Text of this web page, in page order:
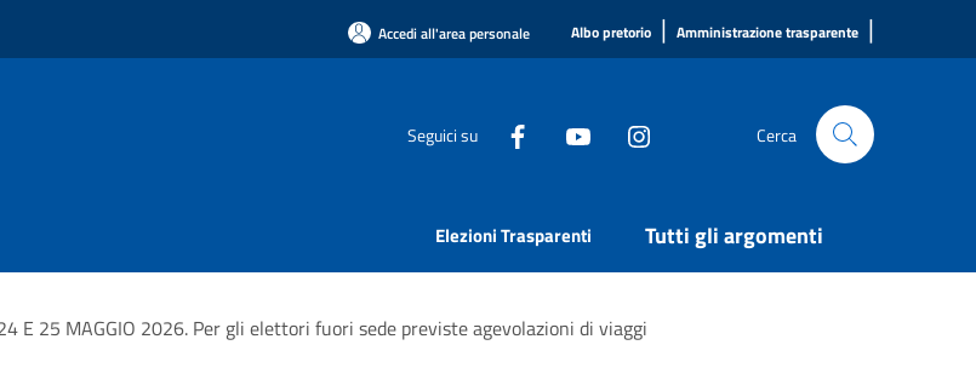
Accedi all'area personale Albo pretorio | Amministrazione trasparente |
Seguici su Cerca
Elezioni Trasparenti Tutti gli argomenti
E 25 MAGGIO 2026. Per gli elettori fuori sede previste agevolazioni di viaggi